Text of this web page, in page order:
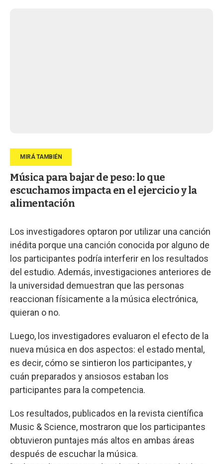
Música para bajar de peso: lo que
escuchamos impacta en el ejercicio y la
alimentación
Los investigadores optaron por utilizar una canción
inédita porque una canción conocida por alguno de
los participantes podría interferir en los resultados
del estudio. Además, investigaciones anteriores de
la universidad demuestran que las personas
reaccionan físicamente a la música electrónica,
quieran o no.
Luego, los investigadores evaluaron el efecto de la
nueva música en dos aspectos: el estado mental,
es decir, cómo se sintieron los participantes, y
cuán preparados y ansiosos estaban los
participantes para la competencia.
Los resultados, publicados en la revista científica
Music & Science, mostraron que los participantes
obtuvieron puntajes más altos en ambas áreas
después de escuchar la música.